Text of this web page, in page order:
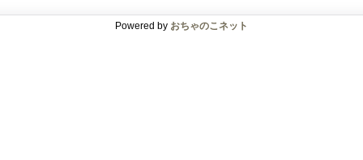
Powered by おちゃのこネット